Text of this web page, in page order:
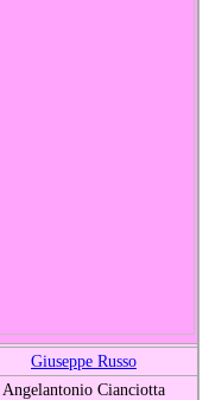
Giuseppe Russo
Angelantonio Cianciotta